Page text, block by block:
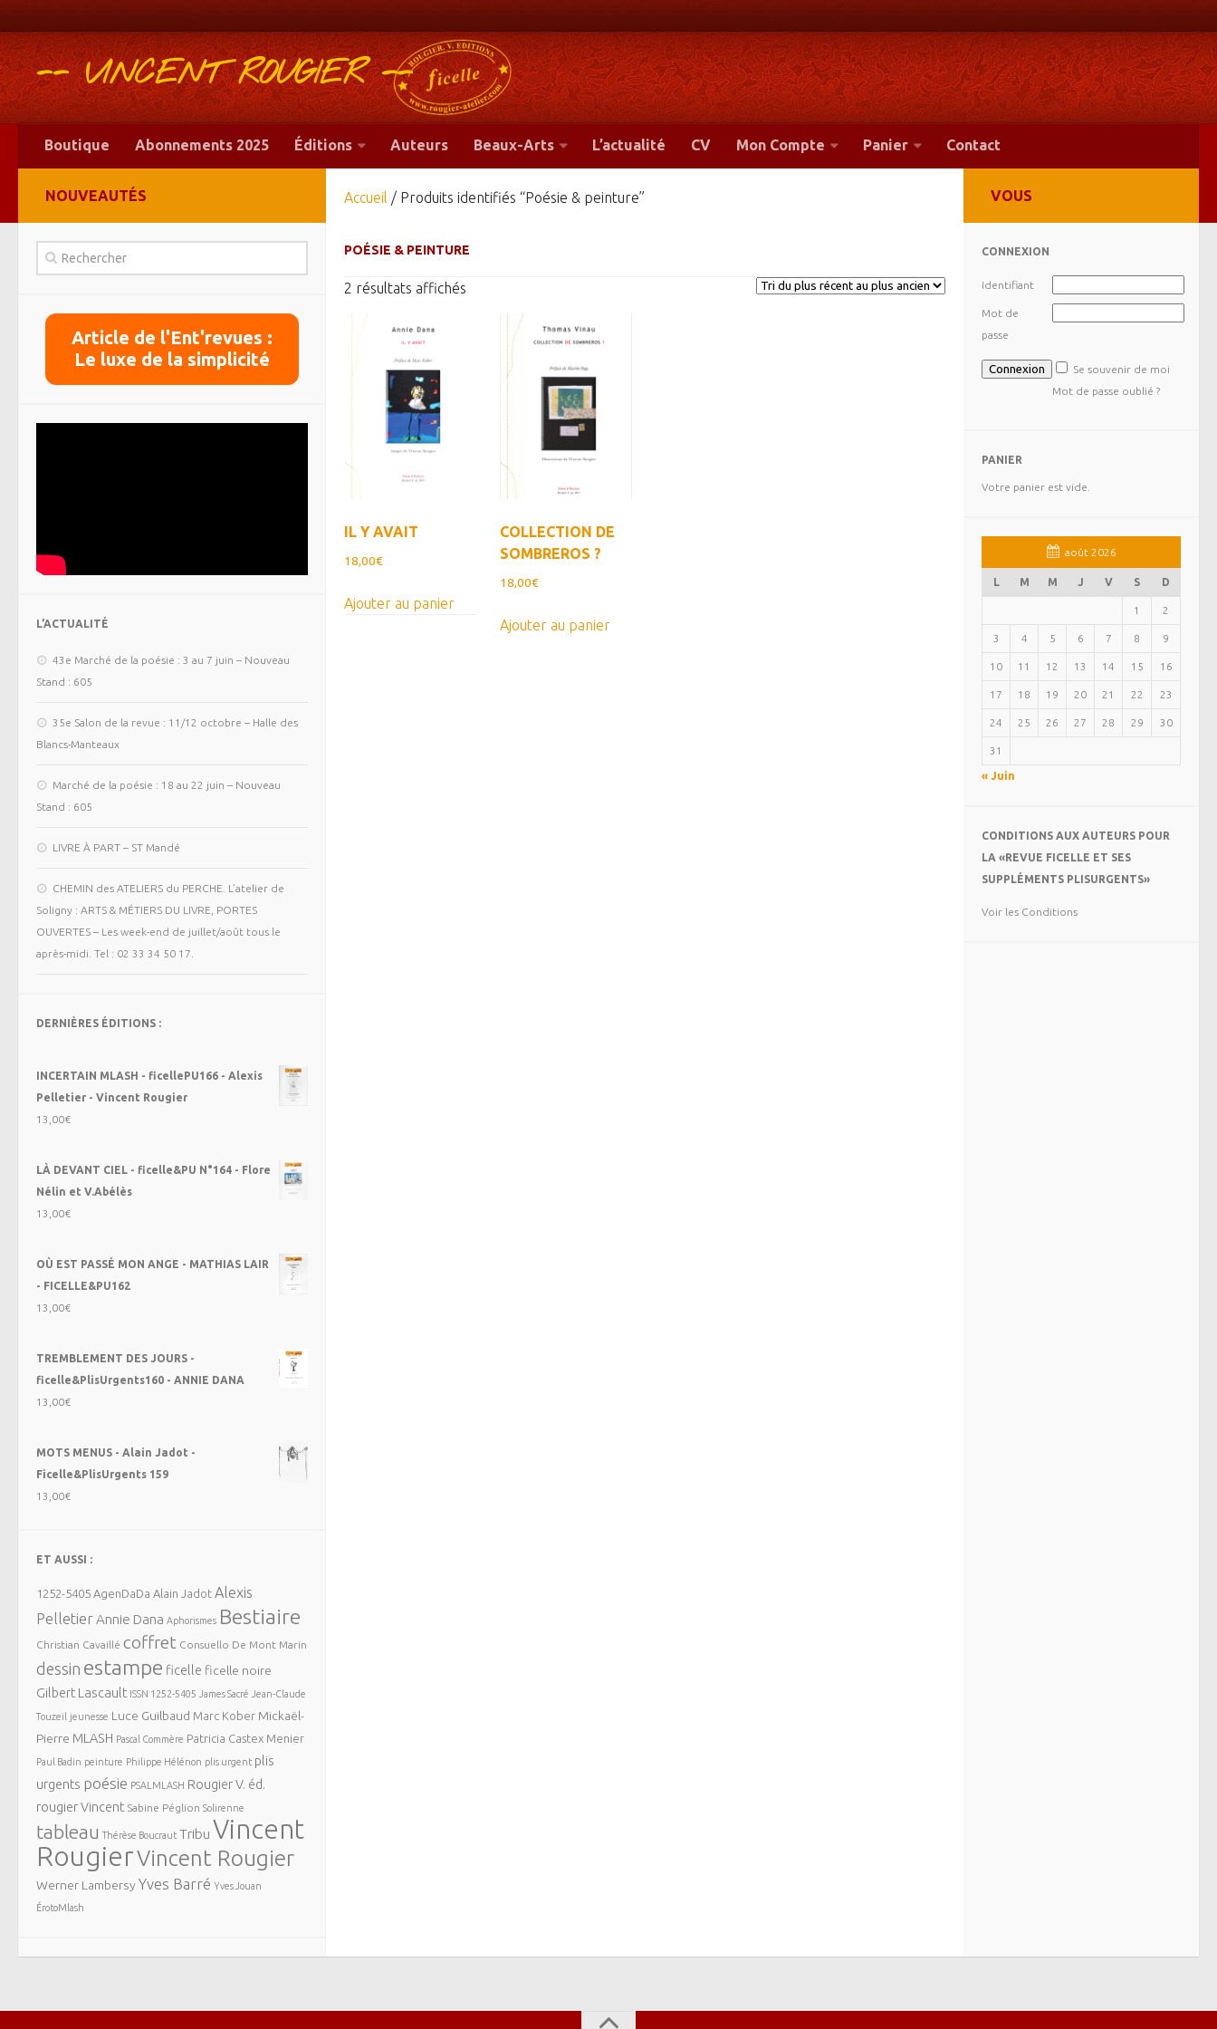
-- VINCENT ROUGIER --
Boutique Abonnements 2025 Éditions Auteurs Beaux-Arts L’actualité CV Mon Compte Panier Contact
Accueil / Produits identifiés “Poésie & peinture”
POÉSIE & PEINTURE
2 résultats affichés
IL Y AVAIT
18,00€
Ajouter au panier
COLLECTION DE
SOMBREROS ?
18,00€
Ajouter au panier
NOUVEAUTÉS
Article de l'Ent'revues :
Le luxe de la simplicité
L’ACTUALITÉ
43e Marché de la poésie : 3 au 7 juin – Nouveau
Stand : 605
35e Salon de la revue : 11/12 octobre – Halle des
Blancs-Manteaux
Marché de la poésie : 18 au 22 juin – Nouveau
Stand : 605
LIVRE À PART – ST Mandé
CHEMIN des ATELIERS du PERCHE. L’atelier de
Soligny : ARTS & MÉTIERS DU LIVRE, PORTES
OUVERTES – Les week-end de juillet/août tous le
après-midi. Tel : 02 33 34 50 17.
DERNIÈRES ÉDITIONS :
INCERTAIN MLASH - ficellePU166 - Alexis
Pelletier - Vincent Rougier
13,00€
LÀ DEVANT CIEL - ficelle&PU N°164 - Flore
Nélin et V.Abélès
13,00€
OÙ EST PASSÉ MON ANGE - MATHIAS LAIR
- FICELLE&PU162
13,00€
TREMBLEMENT DES JOURS -
ficelle&PlisUrgents160 - ANNIE DANA
13,00€
MOTS MENUS - Alain Jadot -
Ficelle&PlisUrgents 159
13,00€
ET AUSSI :
1252-5405 AgenDaDa Alain Jadot Alexis
PelletierAnnie Dana Aphorismes Bestiaire
Christian Cavaillé coffret Consuello De Mont Marin
dessin estampe ficelle ficelle noire
Gilbert Lascault ISSN 1252-5405 James Sacré Jean-Claude
Touzeil jeunesse Luce Guilbaud Marc Kober Mickaël-
Pierre MLASH Pascal Commère Patricia Castex Menier
Paul Badin peinture Philippe Hélénon plis urgent plis
urgents poésie PSALMLASH Rougier V. éd.
rougier Vincent Sabine Péglion Solirenne
tableau Thérèse Boucraut Tribu Vincent
RougierVincent Rougier
Werner Lambersy Yves Barré Yves Jouan
ÉrotoMlash
VOUS
CONNEXION
Identifiant
Mot de
passe
Se souvenir de moi
Mot de passe oublié ?
PANIER
Votre panier est vide.
août 2026
L M M J V S D
1 2
3 4 5 6 7 8 9
10 11 12 13 14 15 16
17 18 19 20 21 22 23
24 25 26 27 28 29 30
31
« Juin
CONDITIONS AUX AUTEURS POUR
LA «REVUE FICELLE ET SES
SUPPLÉMENTS PLISURGENTS»
Voir les Conditions